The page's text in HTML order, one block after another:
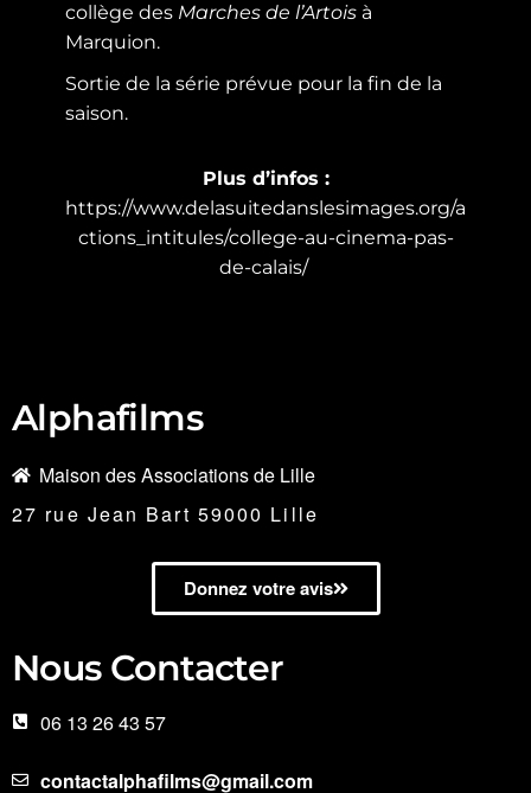
collège des Marches de l’Artoisà
Marquion.
Sortie de la série prévue pour la fin de la
saison.
Plus d’infos :
https://www.delasuitedanslesimages.org/a
ctions_intitules/college-au-cinema-pas-
de-calais/
Alphafilms
Maison des Associations de Lille
27 rue Jean Bart 59000 Lille
Donnez votre avis
Nous Contacter
06 13 26 43 57
contactalphafilms@gmail.com